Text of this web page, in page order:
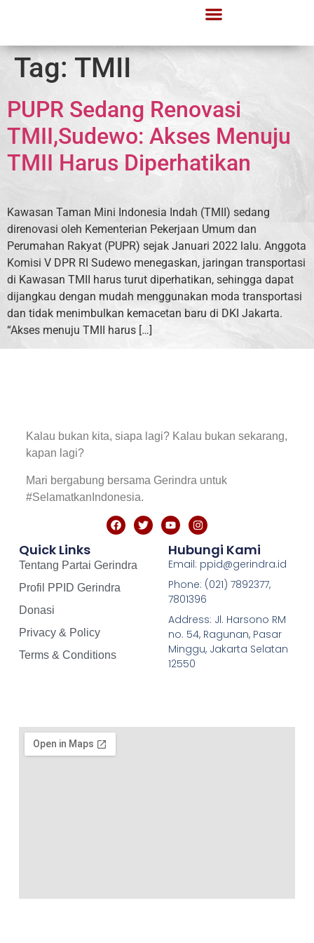
Tag: TMII
PUPR Sedang Renovasi
TMII,Sudewo: Akses Menuju
TMII Harus Diperhatikan
Kawasan Taman Mini Indonesia Indah (TMII) sedang
direnovasi oleh Kementerian Pekerjaan Umum dan
Perumahan Rakyat (PUPR) sejak Januari 2022 lalu. Anggota
Komisi V DPR RI Sudewo menegaskan, jaringan transportasi
di Kawasan TMII harus turut diperhatikan, sehingga dapat
dijangkau dengan mudah menggunakan moda transportasi
dan tidak menimbulkan kemacetan baru di DKI Jakarta.
“Akses menuju TMII harus […]
Kalau bukan kita, siapa lagi? Kalau bukan sekarang,
kapan lagi?
Mari bergabung bersama Gerindra untuk
#SelamatkanIndonesia.
Quick Links
Tentang Partai Gerindra
Profil PPID Gerindra
Donasi
Privacy & Policy
Terms & Conditions
Hubungi Kami
Email: ppid@gerindra.id
Phone: (021) 7892377,
7801396
Address: Jl. Harsono RM
no. 54, Ragunan, Pasar
Minggu, Jakarta Selatan
12550